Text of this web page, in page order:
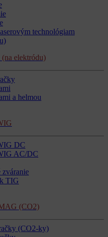
technológiam
elektródu)
a helmou
DC
AC/DC
zváranie
TIG
(CO2)
(CO2-ky)